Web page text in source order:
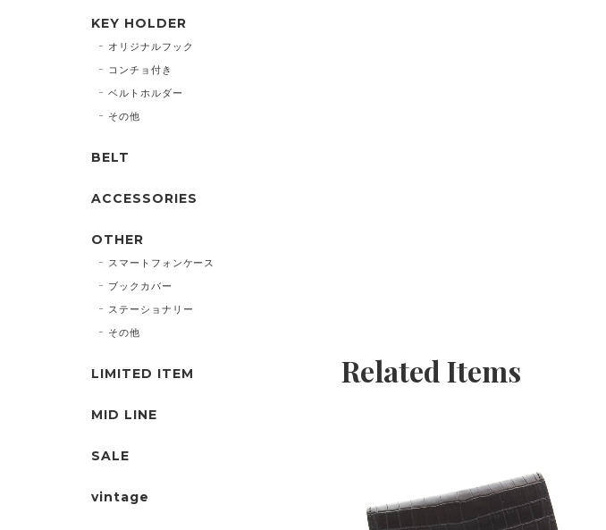
Related Items
KEY HOLDER
オリジナルフック
コンチョ付き
ベルトホルダー
その他
BELT
ACCESSORIES
OTHER
スマートフォンケース
ブックカバー
ステーショナリー
その他
LIMITED ITEM
MID LINE
SALE
vintage